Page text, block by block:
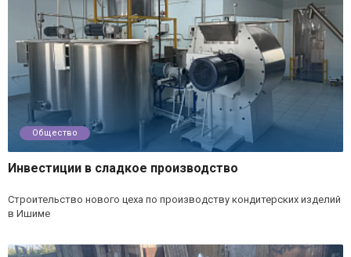
Общество
Инвестиции в сладкое производство
Строительство нового цеха по производству кондитерских изделий
в Ишиме